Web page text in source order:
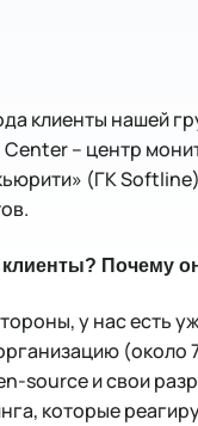
клиенты нашей
– центр
(ГК
Почему
у нас есть
(около
source и свои
которые